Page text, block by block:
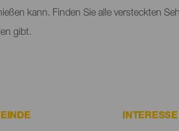
kann. Finden Sie alle versteckten
gibt.